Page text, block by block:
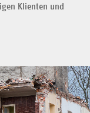
Klienten und